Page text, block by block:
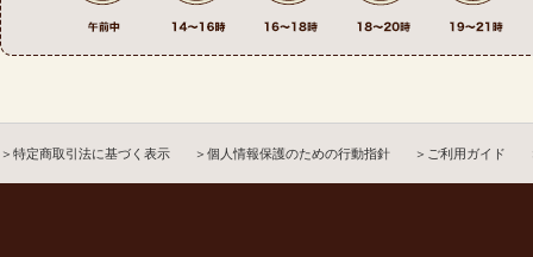
＞特定商取引法に基づく表示 ＞個人情報保護のための行動指針 ＞ご利用ガイド